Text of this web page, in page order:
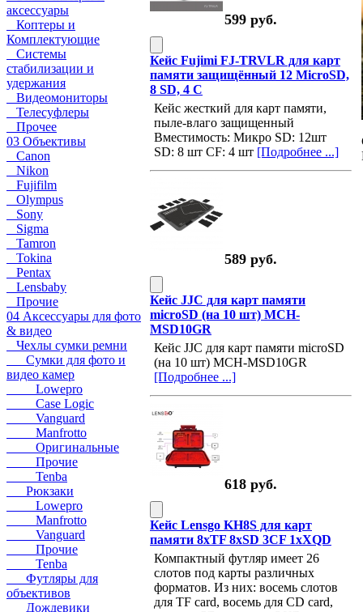
аксессуары
Коптеры и
Комплектующие
Системы
стабилизации и
удержания
Видеомониторы
Телесуфлеры
Прочее
03 Объективы
Canon
Nikon
Fujifilm
Olympus
Sony
Sigma
Tamron
Tokina
Pentax
Lensbaby
Прочие
04 Аксессуары для фото
& видео
Чехлы сумки ремни
Сумки для фото и
видео камер
Lowepro
Case Logic
Vanguard
Manfrotto
Оригинальные
Прочие
Tenba
Рюкзаки
Lowepro
Manfrotto
Vanguard
Прочие
Tenba
Футляры для
объективов
Дождевики
599 руб.
Кейс Fujimi FJ-TRVLR для карт
памяти защищённый 12 MicroSD,
8 SD, 4 C
Кейс жесткий для карт памяти,
пыле-влаго защищенный
Вместимость: Микро SD: 12шт
SD: 8 шт CF: 4 шт [Подробнее ...]
589 руб.
Кейс JJC для карт памяти
microSD (на 10 шт) MCH-
MSD10GR
Кейс JJC для карт памяти microSD
(на 10 шт) MCH-MSD10GR
[Подробнее ...]
618 руб.
Кейс Lensgo KH8S для карт
памяти 8xTF 8xSD 3CF 1xXQD
Компактный футляр имеет 26
слотов под карты различных
форматов. Из них: восемь слотов
для TF card, восемь для CD card,